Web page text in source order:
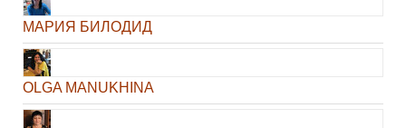
МАРИЯ БИЛОДИД
OLGA MANUKHINA